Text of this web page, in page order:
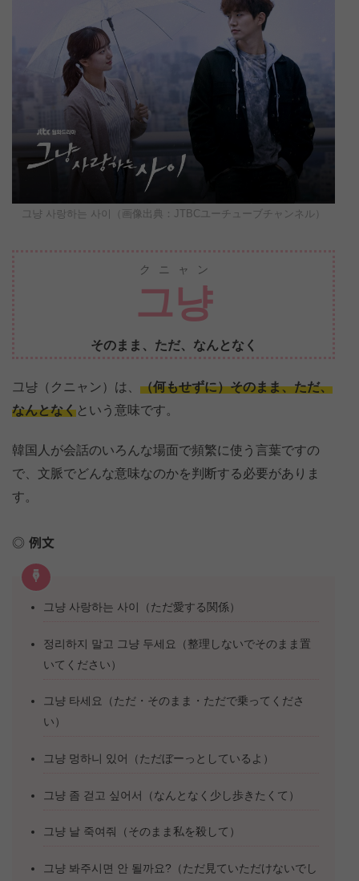
그냥 사랑하는 사이（画像出典：JTBCユーチューブチャンネル）
그냥
クニャン
そのまま、ただ、なんとなく
그냥（クニャン）は、 （何もせずに）そのまま、ただ、
なんとなくという意味です。
韓国人が会話のいろんな場面で頻繁に使う言葉ですの
で、文脈でどんな意味なのかを判断する必要がありま
す。
例文
그냥 사랑하는 사이（ただ愛する関係）
정리하지 말고 그냥 두세요（整理しないでそのまま置
いてください）
그냥 타세요（ただ・そのまま・ただで乗ってくださ
い）
그냥 멍하니 있어（ただぼーっとしているよ）
그냥 좀 걷고 싶어서（なんとなく少し歩きたくて）
그냥 날 죽여줘（そのまま私を殺して）
그냥 봐주시면 안 될까요?（ただ見ていただけないでし